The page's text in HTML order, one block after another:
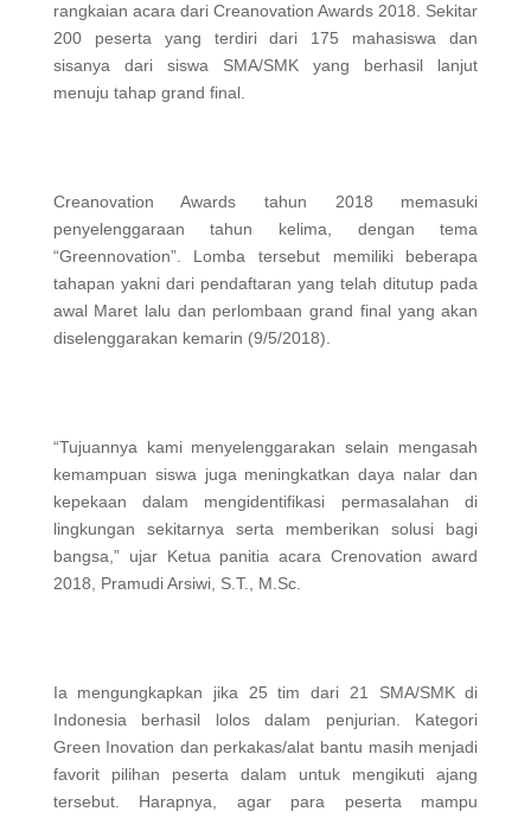
rangkaian acara dari Creanovation Awards 2018. Sekitar
200 peserta yang terdiri dari 175 mahasiswa dan
sisanya dari siswa SMA/SMK yang berhasil lanjut
menuju tahap grand final.
Creanovation Awards tahun 2018 memasuki
penyelenggaraan tahun kelima, dengan tema
“Greennovation”. Lomba tersebut memiliki beberapa
tahapan yakni dari pendaftaran yang telah ditutup pada
awal Maret lalu dan perlombaan grand final yang akan
diselenggarakan kemarin (9/5/2018).
“Tujuannya kami menyelenggarakan selain mengasah
kemampuan siswa juga meningkatkan daya nalar dan
kepekaan dalam mengidentifikasi permasalahan di
lingkungan sekitarnya serta memberikan solusi bagi
bangsa,” ujar Ketua panitia acara Crenovation award
2018, Pramudi Arsiwi, S.T., M.Sc.
Ia mengungkapkan jika 25 tim dari 21 SMA/SMK di
Indonesia berhasil lolos dalam penjurian. Kategori
Green Inovation dan perkakas/alat bantu masih menjadi
favorit pilihan peserta dalam untuk mengikuti ajang
tersebut. Harapnya, agar para peserta mampu